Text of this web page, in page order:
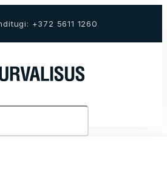
+372 5611 1260